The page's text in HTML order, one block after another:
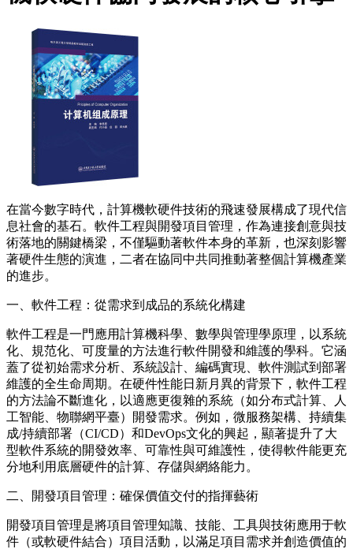
在當今數字時代，計算機軟硬件技術的飛速發展構成了現代信
息社會的基石。軟件工程與開發項目管理，作為連接創意與技
術落地的關鍵橋梁，不僅驅動著軟件本身的革新，也深刻影響
著硬件生態的演進，二者在協同中共同推動著整個計算機產業
的進步。
一、軟件工程：從需求到成品的系統化構建
軟件工程是一門應用計算機科學、數學與管理學原理，以系統
化、規范化、可度量的方法進行軟件開發和維護的學科。它涵
蓋了從初始需求分析、系統設計、編碼實現、軟件測試到部署
維護的全生命周期。在硬件性能日新月異的背景下，軟件工程
的方法論不斷進化，以適應更復雜的系統（如分布式計算、人
工智能、物聯網平臺）開發需求。例如，微服務架構、持續集
成/持續部署（CI/CD）和DevOps文化的興起，顯著提升了大
型軟件系統的開發效率、可靠性與可維護性，使得軟件能更充
分地利用底層硬件的計算、存儲與網絡能力。
二、開發項目管理：確保價值交付的指揮藝術
開發項目管理是將項目管理知識、技能、工具與技術應用于軟
件（或軟硬件結合）項目活動，以滿足項目需求并創造價值的